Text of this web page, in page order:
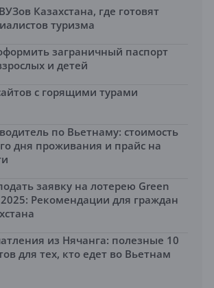
Казахстана, где готовят
туризма
заграничный паспорт
и детей
с горящими турами
по Вьетнаму: стоимость
дня проживания и прайс на
заявку на лотерею Green
2025: Рекомендации для граждан
из Нячанга: полезные 10
для тех, кто едет во Вьетнам